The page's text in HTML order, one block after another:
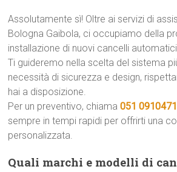
Assolutamente sì! Oltre ai servizi di
Bologna Gaibola, ci occupiamo della
installazione di nuovi cancelli
Ti guideremo nella scelta del sistema
necessità di sicurezza e design,
hai a disposizione.
Per un preventivo, chiama051 0910471
sempre in tempi rapidi per offrirti una
personalizzata.
Quali marchi e modelli di